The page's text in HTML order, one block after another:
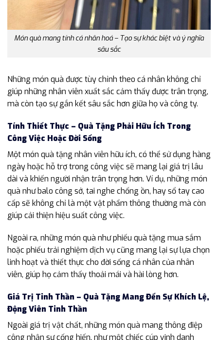
Món quà mang tính cá nhân hoá – Tạo sự khác biệt và ý nghĩa
sâu sắc
Những món quà được tùy chỉnh theo cá nhân không chỉ
giúp những nhân viên xuẩt sắc cảm thấy được trân trọng,
mà còn tạo sự gắn kết sâu sắc hơn giữa họ và công ty.
Tính Thiết Thực – Quà Tặng Phải Hữu Ích Trong
Công Việc Hoặc Đời Sống
Một món quà tặng nhân viên hữu ích, có thể sử dụng hàng
ngày hoặc hỗ trợ trong công việc sẽ mang lại giá trị lâu
dài và khiến người nhận trân trọng hơn. Ví dụ, những món
quà như balo công sở, tai nghe chống ồn, hay sổ tay cao
cấp sẽ không chỉ là một vật phẩm thông thường mà còn
giúp cải thiện hiệu suất công việc.
Ngoài ra, những món quà như phiếu quà tặng mua sắm
hoặc phiếu trải nghiệm dịch vụ cũng mang lại sự lựa chọn
linh hoạt và thiết thực cho đời sống cá nhân của nhân
viên, giúp họ cảm thấy thoải mái và hài lòng hơn.
Giá Trị Tinh Thần – Quà Tặng Mang Đến Sự Khích Lệ,
Động Viên Tinh Thần
Ngoài giá trị vật chất, những món quà mang thông điệp
công nhận sự cống hiến, như một chiếc cúp vinh danh